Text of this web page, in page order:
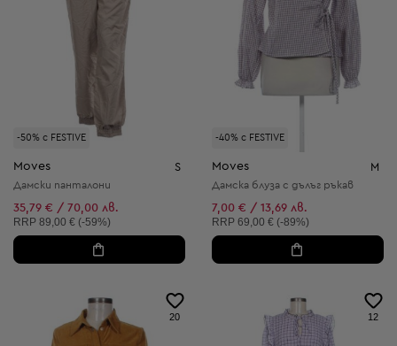
-50% с FESTIVE
Moves S
Дамски панталони
35,79 € / 70,00 лв.
Препоръчителна цена:
RRP 89,00 € (-59%)
-40% с FESTIVE
Moves M
Дамска блуза с дълъг ръкав
7,00 € / 13,69 лв.
Препоръчителна цена:
RRP 69,00 € (-89%)
20 12